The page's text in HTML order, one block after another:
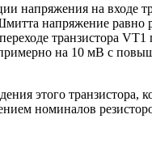
напряжения на входе
напряжение равно
транзистора
на 10 мВ с
этого транзистора,
номиналов